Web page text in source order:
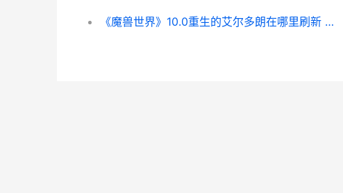
《魔兽世界》10.0重生的艾尔多朗在哪里刷新 魔兽世界10级可以进的副本